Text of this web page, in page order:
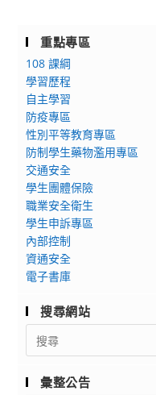
重點專區
108 課綱
學習歷程
自主學習
防疫專區
性別平等教育專區
防制學生藥物濫用專區
交通安全
學生團體保險
職業安全衛生
學生申訴專區
內部控制
資通安全
電子書庫
搜尋網站
Search
for:
彙整公告